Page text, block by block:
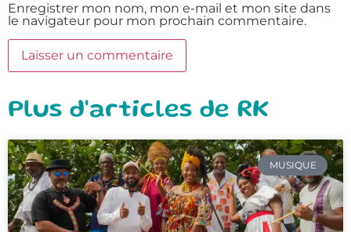
Enregistrer mon nom, mon e-mail et mon site dans
le navigateur pour mon prochain commentaire.
Plus d'articles de RK
MUSIQUE